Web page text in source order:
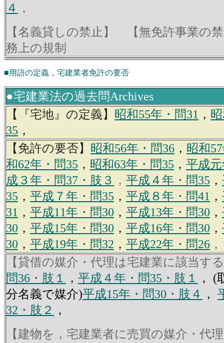
４
，
【名義貸しの禁止】
【無免許事業
務上の規制
■用語の定義，宅建業者免許の要否
●宅建業法の過去問Archives
【『宅地』の定義】 昭和55年・問31 ，
35 ，
【免許の要否】 昭和56年・問36 ， 昭和
和62年・問35 ， 昭和63年・問35 ， 平成
成３年・問37・肢３
， 平成４年・問35 ，
35 ， 平成７年・問35 ， 平成８年・問41 ，
31 ， 平成11年・問30 ， 平成13年・問30 ，
30 ， 平成15年・問30 ， 平成16年・問30 ，
30 ， 平成19年・問32 ， 平成22年・問26 ，
【貸借の媒介・代理は宅建業に該当す
問36・肢１
， 平成４年・問35・肢１
， (
分名義で媒介)平成15年・問30・肢４ ，
32・肢２
，
【建物を，宅建業者に売買の媒介・代